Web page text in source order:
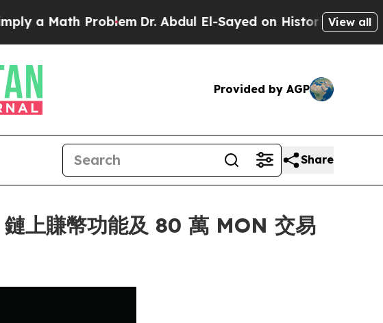
Problem Dr. Abdul El-Sayed on Historic Michigan Win:
View all
Provided by AGP
Share
上賺幣功能及 80 萬 MON 交易